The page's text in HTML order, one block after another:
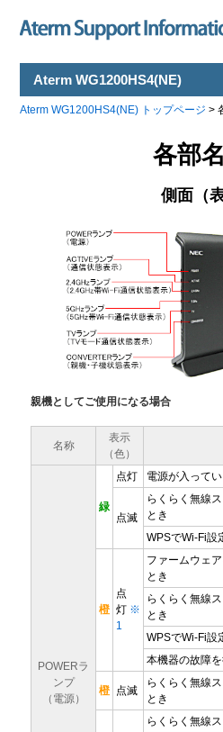
Aterm WG1200HS4(NE)
Aterm WG1200HS4(NE) トップページ >
各部
側面（表
親機としてご使用になる場合
名称
表示
（色）
POWERラ
ンプ
（電源）
緑
点灯 電源が入って
点滅
らくらく無線
とき
WPSでWi-Fi設
橙
点
灯 ※
1
ファームウェ
とき
らくらく無線
とき
WPSでWi-Fi設
本機器の故障
橙 点滅
らくらく無線
とき
らくらく無線